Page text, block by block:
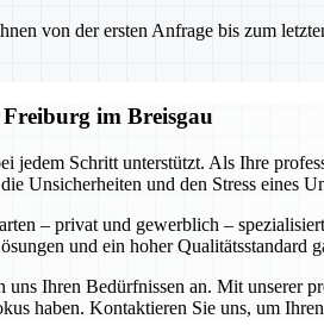
von der ersten Anfrage bis zum
im Breisgau
jedem Schritt unterstützt. Als Ihre
Unsicherheiten und den Stress eines
– privat und gewerblich –
und ein hoher Qualitätsstandard
Ihren Bedürfnissen an. Mit unserer
haben. Kontaktieren Sie uns, um